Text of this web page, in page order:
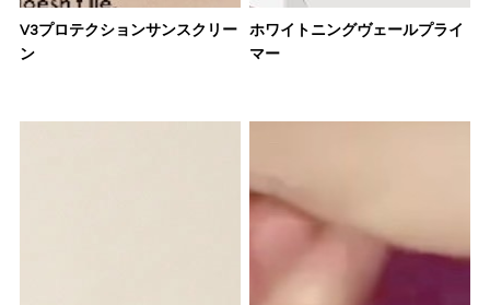
V3プロテクションサンスクリー
ン
ホワイトニングヴェールプライ
マー